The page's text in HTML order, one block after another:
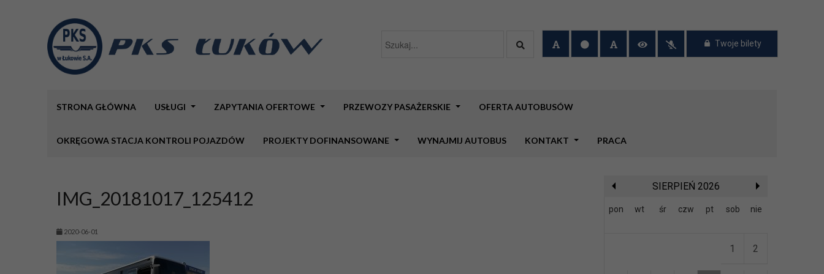
Twoje bilety
STRONA GŁÓWNA USŁUGI ZAPYTANIA OFERTOWE PRZEWOZY PASAŻERSKIE OFERTA AUTOBUSÓW
OKRĘGOWA STACJA KONTROLI POJAZDÓW PROJEKTY DOFINANSOWANE WYNAJMIJ AUTOBUS KONTAKT PRACA
IMG_20181017_125412
2020-06-01
SIERPIEŃ 2026
pon wt śr czw pt sob nie
1 2